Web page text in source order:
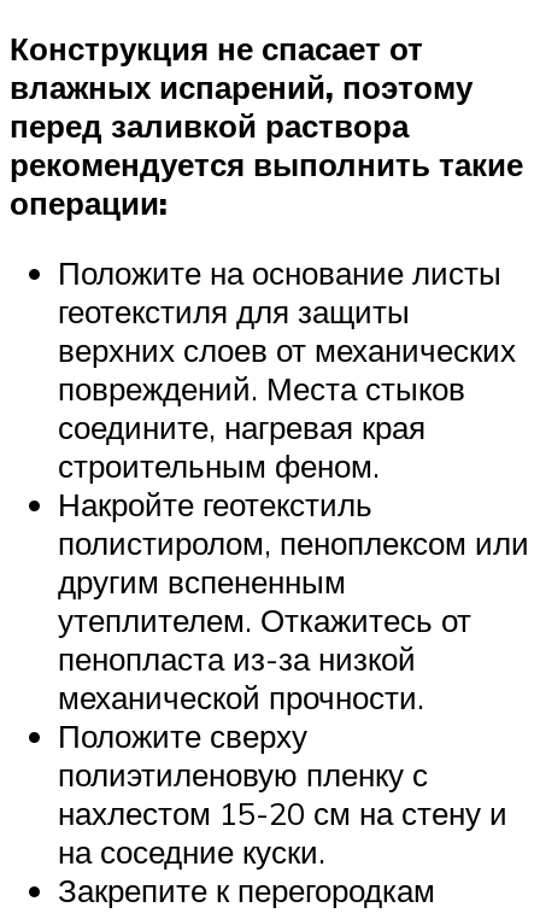
Конструкция не спасает от
влажных испарений, поэтому
перед заливкой раствора
рекомендуется выполнить такие
операции:
Положите на основание листы
геотекстиля для защиты
верхних слоев от механических
повреждений. Места стыков
соедините, нагревая края
строительным феном.
Накройте геотекстиль
полистиролом, пеноплексом или
другим вспененным
утеплителем. Откажитесь от
пенопласта из-за низкой
механической прочности.
Положите сверху
полиэтиленовую пленку с
нахлестом 15-20 см на стену и
на соседние куски.
Закрепите к перегородкам